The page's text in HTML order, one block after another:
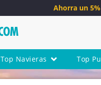
Ahorra un 5%
Top Navieras Top